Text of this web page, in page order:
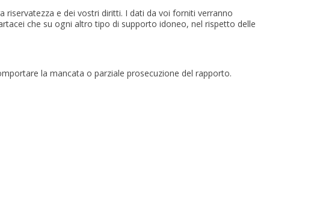
e dei vostri diritti. I dati da voi forniti verranno
che su ogni altro tipo di supporto idoneo, nel rispetto delle
la mancata o parziale prosecuzione del rapporto.